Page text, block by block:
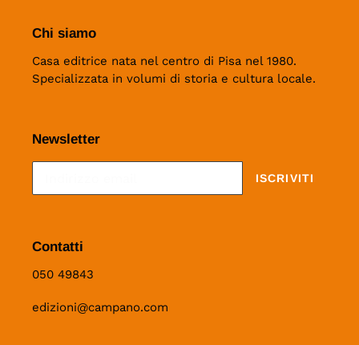
Chi siamo
Casa editrice nata nel centro di Pisa nel 1980.
Specializzata in volumi di storia e cultura locale.
Newsletter
ISCRIVITI
Contatti
050 49843
edizioni@campano.com